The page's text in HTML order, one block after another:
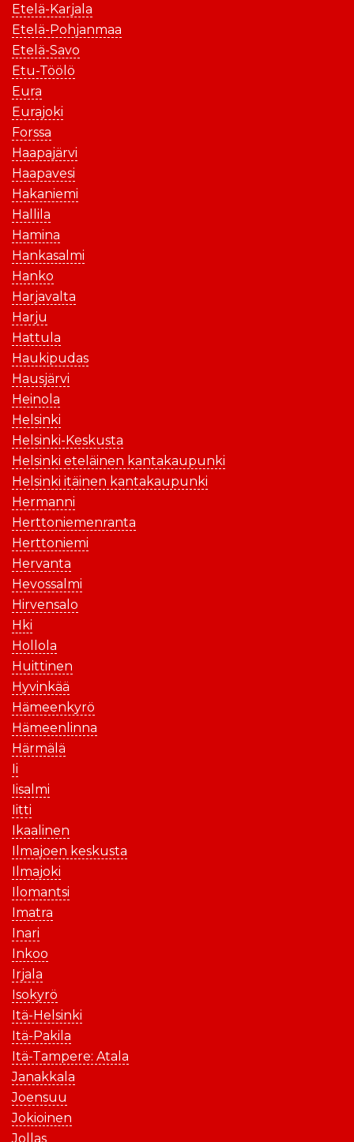
Etelä-Karjala
Etelä-Pohjanmaa
Etelä-Savo
Etu-Töölö
Eura
Eurajoki
Forssa
Haapajärvi
Haapavesi
Hakaniemi
Hallila
Hamina
Hankasalmi
Hanko
Harjavalta
Harju
Hattula
Haukipudas
Hausjärvi
Heinola
Helsinki
Helsinki-Keskusta
Helsinki eteläinen kantakaupunki
Helsinki itäinen kantakaupunki
Hermanni
Herttoniemenranta
Herttoniemi
Hervanta
Hevossalmi
Hirvensalo
Hki
Hollola
Huittinen
Hyvinkää
Hämeenkyrö
Hämeenlinna
Härmälä
Ii
Iisalmi
Iitti
Ikaalinen
Ilmajoen keskusta
Ilmajoki
Ilomantsi
Imatra
Inari
Inkoo
Irjala
Isokyrö
Itä-Helsinki
Itä-Pakila
Itä-Tampere: Atala
Janakkala
Joensuu
Jokioinen
Jollas